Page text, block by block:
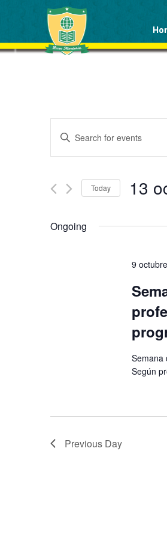
Events
Search
and
Navigation
Enter
Keyword.
Search
Events
Today 13
Ongoing
9
Semana
Según
Previous Day